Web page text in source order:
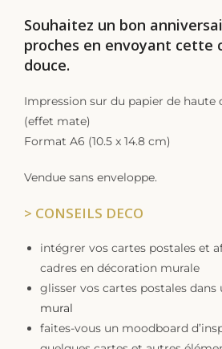
Souhaitez un bon
proches en envoyant cette
douce.
Impression sur du papier de haute
(effet mate)
Format A6 (10.5 x 14.8 cm)
Vendue sans enveloppe.
> CONSEILS DECO
intégrer vos cartes postales et
cadres en décoration murale
glisser vos cartes postales dans
mural
faites-vous un moodboard